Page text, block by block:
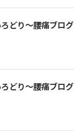
どり～腰痛ブログ
どり～腰痛ブログ